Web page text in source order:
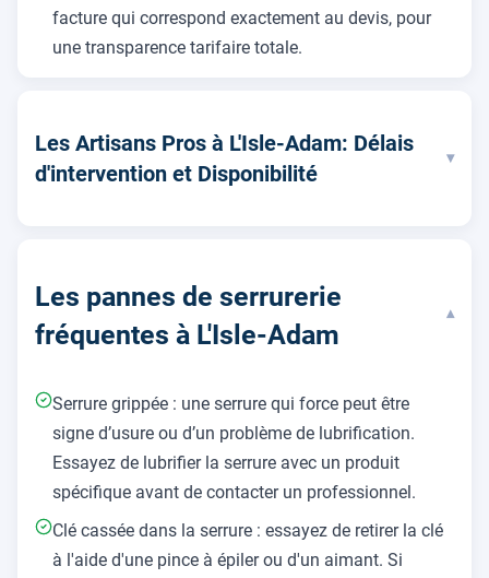
facture qui correspond exactement au devis, pour
une transparence tarifaire totale.
Les Artisans Pros à L'Isle-Adam: Délais
d'intervention et Disponibilité
▾
Les pannes de serrurerie
fréquentes à L'Isle-Adam
▾
Serrure grippée : une serrure qui force peut être
signe d’usure ou d’un problème de lubrification.
Essayez de lubrifier la serrure avec un produit
spécifique avant de contacter un professionnel.
Clé cassée dans la serrure : essayez de retirer la clé
à l'aide d'une pince à épiler ou d'un aimant. Si